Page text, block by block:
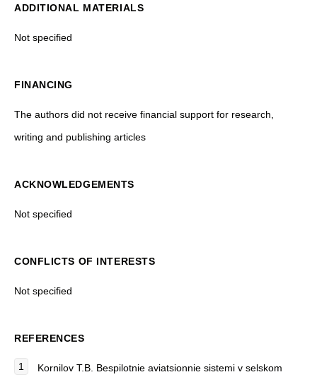
ADDITIONAL MATERIALS
Not specified
FINANCING
The authors did not receive financial support for research,
writing and publishing articles
ACKNOWLEDGEMENTS
Not specified
CONFLICTS OF INTERESTS
Not specified
REFERENCES
Kornilov T.B. Bespilotnie aviatsionnie sistemi v selskom